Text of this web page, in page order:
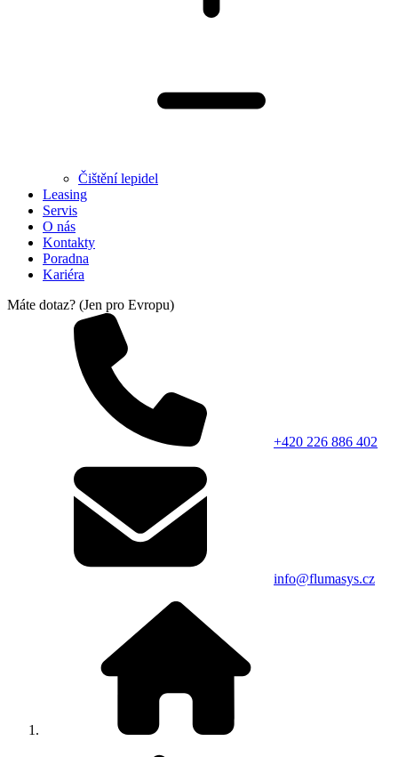
Čištění lepidel
Leasing
Servis
O nás
Kontakty
Poradna
Kariéra
Máte dotaz? (Jen pro Evropu)
+420 226 886 402
info@flumasys.cz